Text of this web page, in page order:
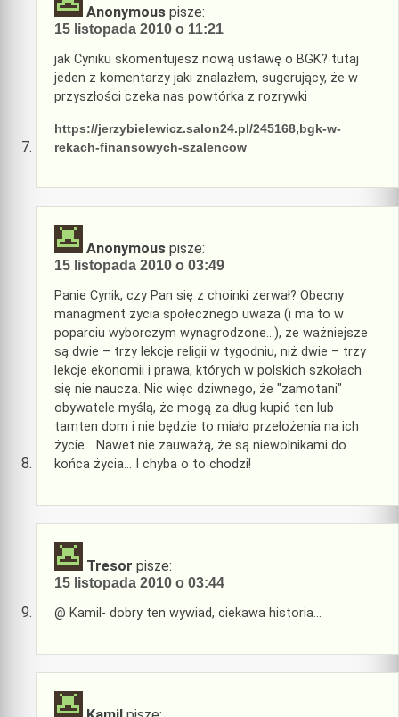
Anonymous pisze:
15 listopada 2010 o 11:21
jak Cyniku skomentujesz nową ustawę o BGK? tutaj
jeden z komentarzy jaki znalazłem, sugerujący, że w
przyszłości czeka nas powtórka z rozrywki
https://jerzybielewicz.salon24.pl/245168,bgk-w-
rekach-finansowych-szalencow
Anonymous pisze:
15 listopada 2010 o 03:49
Panie Cynik, czy Pan się z choinki zerwał? Obecny
managment życia społecznego uważa (i ma to w
poparciu wyborczym wynagrodzone…), że ważniejsze
są dwie – trzy lekcje religii w tygodniu, niż dwie – trzy
lekcje ekonomii i prawa, których w polskich szkołach
się nie naucza. Nic więc dziwnego, że "zamotani"
obywatele myślą, że mogą za dług kupić ten lub
tamten dom i nie będzie to miało przełożenia na ich
życie… Nawet nie zauważą, że są niewolnikami do
końca życia… I chyba o to chodzi!
Tresor pisze:
15 listopada 2010 o 03:44
@ Kamil- dobry ten wywiad, ciekawa historia…